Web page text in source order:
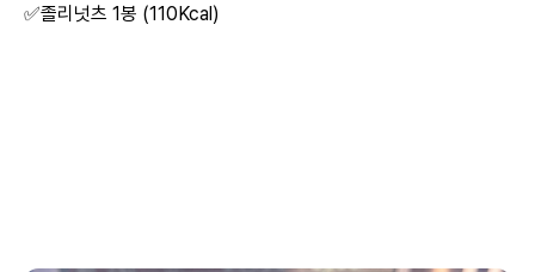
✅졸리넛츠 1봉 (110Kcal)